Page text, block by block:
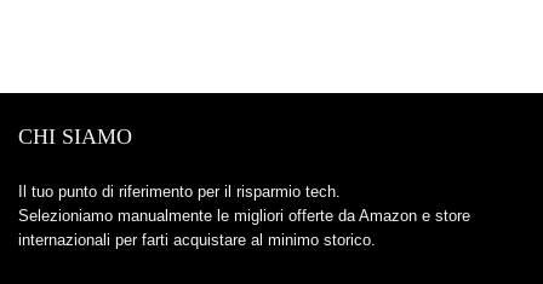
CHI SIAMO
Il tuo punto di riferimento per il risparmio tech.
Selezioniamo manualmente le migliori offerte da Amazon e store
internazionali per farti acquistare al minimo storico.